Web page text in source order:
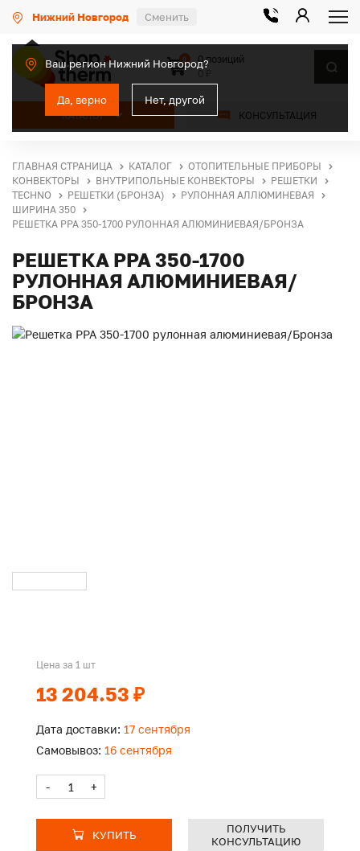
Нижний Новгород Сменить
Ваш регион Нижний Новгород?
Да, верно Нет, другой
КАТАЛОГ КОНСУЛЬТАЦИЯ
0
0 позиций
ГЛАВНАЯ СТРАНИЦА КАТАЛОГ
ОТОПИТЕЛЬНЫЕ ПРИБОРЫ
КОНВЕКТОРЫ
ВНУТРИПОЛЬНЫЕ КОНВЕКТОРЫ
РЕШЕТКИ
TECHNO
РЕШЕТКИ (БРОНЗА)
РУЛОННАЯ АЛЛЮМИНЕВАЯ
ШИРИНА 350
РЕШЕТКА PPA 350-1700 РУЛОННАЯ АЛЮМИНИЕВАЯ/БРОНЗА
РЕШЕТКА PPA 350-1700
РУЛОННАЯ АЛЮМИНИЕВАЯ/
БРОНЗА
Цена за 1 шт
13 204.53 ₽
Дата доставки: 17 сентября
Самовывоз: 16 сентября
- +
КУПИТЬ
ПОЛУЧИТЬ
КОНСУЛЬТАЦИЮ